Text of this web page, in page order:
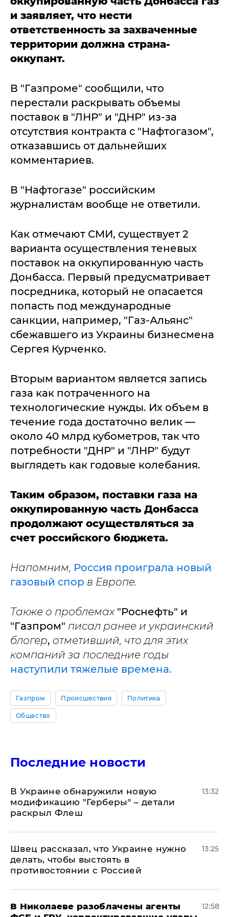
и заявляет, что нести
ответственность за захваченные
территории должна страна-
оккупант.
В "Газпроме" сообщили, что
перестали раскрывать объемы
поставок в "ЛНР" и "ДНР" из-за
отсутствия контракта с "Нафтогазом",
отказавшись от дальнейших
комментариев.
В "Нафтогазе" российским
журналистам вообще не ответили.
Как отмечают СМИ, существует 2
варианта осуществления теневых
поставок на оккупированную часть
Донбасса. Первый предусматривает
посредника, который не опасается
попасть под международные
санкции, например, "Газ-Альянс"
сбежавшего из Украины бизнесмена
Сергея Курченко.
Вторым вариантом является запись
газа как потраченного на
технологические нужды. Их объем в
течение года достаточно велик —
около 40 млрд кубометров, так что
потребности "ДНР" и "ЛНР" будут
выглядеть как годовые колебания.
Таким образом, поставки газа на
оккупированную часть Донбасса
продолжают осуществляться за
счет российского бюджета.
Напомним, Россия проиграла новый
газовый спор в Европе.
Также о проблемах "Роснефть" и
"Газпром" писал ранее и украинский
блогер, отметивший, что для этих
компаний за последние годы
наступили тяжелые времена.
Газпром Происшествия Политика
Общество
Последние новости
В Украине обнаружили новую
модификацию "Герберы" – детали
раскрыл Флеш
13:32
Швец рассказал, что Украине нужно
делать, чтобы выстоять в
противостоянии с Россией
13:25
В Николаеве разоблачены агенты
12:58